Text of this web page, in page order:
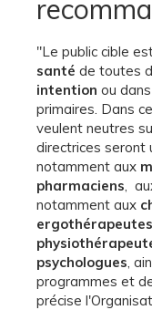
"Le public cible
santé de toutes
intention ou
primaires. Dans
veulent neutres
directrices seront
notamment aux
pharmaciens ,
notamment aux
ergothérapeutes
psychologues ,
programmes et
précise